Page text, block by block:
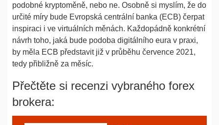
podobné kryptoměně, nebo ne. Osobně si myslím, že do
určité míry bude Evropská centrální banka (ECB) čerpat
inspiraci i ve virtuálních měnách. Každopádně konkrétní
návrh toho, jaká bude podoba digitálního eura v praxi,
by měla ECB představit již v průběhu července 2021,
tedy přibližně za měsíc.
Přečtěte si recenzi vybraného forex
brokera: